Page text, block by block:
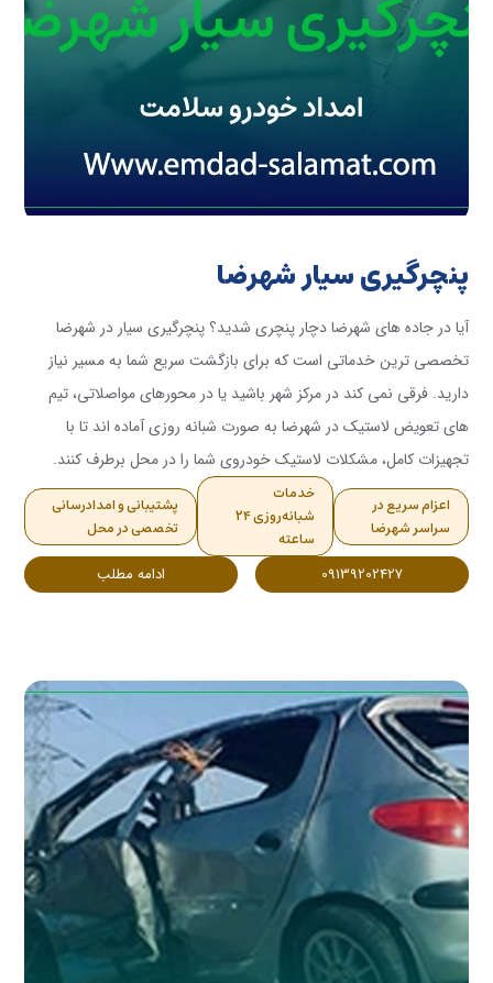
پنچرگیری سیار شهرضا
آیا در جاده های شهرضا دچار پنچری شدید؟ پنچرگیری سیار در شهرضا
تخصصی ترین خدماتی است که برای بازگشت سریع شما به مسیر نیاز
دارید. فرقی نمی کند در مرکز شهر باشید یا در محورهای مواصلاتی، تیم
های تعویض لاستیک در شهرضا به صورت شبانه روزی آماده اند تا با
تجهیزات کامل، مشکلات لاستیک خودروی شما را در محل برطرف کنند.
اعزام سریع در
سراسر شهرضا
خدمات
شبانه‌روزی ۲۴
ساعته
پشتیبانی و امدادرسانی
تخصصی در محل
09139202427 ادامه مطلب